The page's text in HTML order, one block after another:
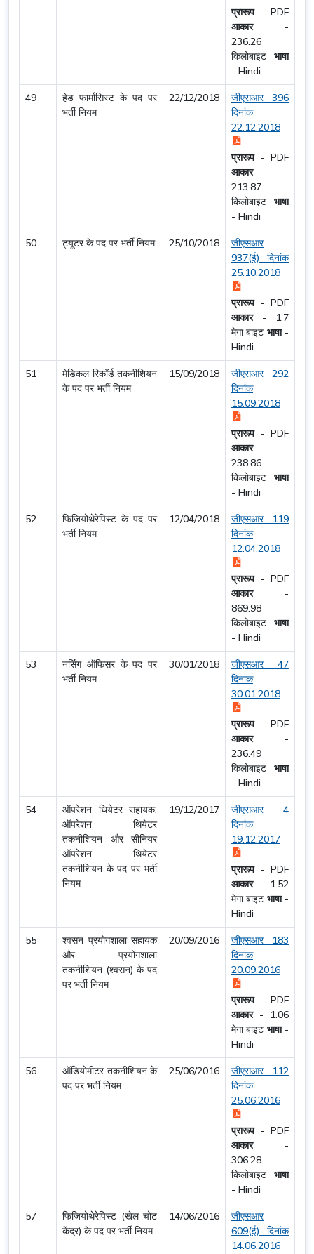
प्रारूप- PDF
आकार -
236.26
किलोबाइट भाषा
- Hindi
49
हेड फार्मासिस्ट के पद पर
भर्ती नियम
22/12/2018
जीएसआर 396
दिनांक
22.12.2018
प्रारूप- PDF
आकार -
213.87
किलोबाइट भाषा
- Hindi
50 ट्यूटर के पद पर भर्ती नियम 25/10/2018
जीएसआर
937(ई) दिनांक
25.10.2018
प्रारूप- PDF
आकार -
1.7
मेगा बाइट भाषा-
Hindi
51
मेडिकल रिकॉर्ड तकनीशियन
के पद पर भर्ती नियम
15/09/2018
जीएसआर 292
दिनांक
15.09.2018
प्रारूप- PDF
आकार -
238.86
किलोबाइट भाषा
- Hindi
52
फिजियोथेरेपिस्ट के पद पर
भर्ती नियम
12/04/2018
जीएसआर 119
दिनांक
12.04.2018
प्रारूप- PDF
आकार -
869.98
किलोबाइट भाषा
- Hindi
53
नर्सिंग ऑफिसर के पद पर
भर्ती नियम
30/01/2018
जीएसआर 47
दिनांक
30.01.2018
प्रारूप- PDF
आकार -
236.49
किलोबाइट भाषा
- Hindi
54
ऑपरेशन थियेटर सहायक,
ऑपरेशन थियेटर
तकनीशियन और सीनियर
ऑपरेशन थियेटर
तकनीशियन के पद पर भर्ती
नियम
19/12/2017
जीएसआर 4
दिनांक
19.12.2017
प्रारूप- PDF
आकार -
1.52
मेगा बाइट भाषा-
Hindi
55
श्वसन प्रयोगशाला सहायक
और प्रयोगशाला
तकनीशियन (श्वसन) के पद
पर भर्ती नियम
20/09/2016
जीएसआर 183
दिनांक
20.09.2016
प्रारूप- PDF
आकार -
1.06
मेगा बाइट भाषा-
Hindi
56
ऑडियोमीटर तकनीशियन के
पद पर भर्ती नियम
25/06/2016
जीएसआर 112
दिनांक
25.06.2016
प्रारूप- PDF
आकार -
306.28
किलोबाइट भाषा
- Hindi
57
फिजियोथेरेपिस्ट (खेल चोट
केंद्र) के पद पर भर्ती नियम
14/06/2016
जीएसआर
609(ई) दिनांक
14.06.2016